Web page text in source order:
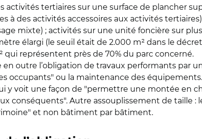
activités tertiaires sur une surface de plancher
à des activités accessoires aux activités
mixte) ; activités sur une unité foncière sur
élargi (le seuil était de 2.000 m² dans le
qui représentent près de 70% du parc concerné.
en outre l’obligation de travaux performants par
occupants" ou la maintenance des
y voit une façon de "permettre une montée en
conséquents". Autre assouplissement de
et non bâtiment par bâtiment.